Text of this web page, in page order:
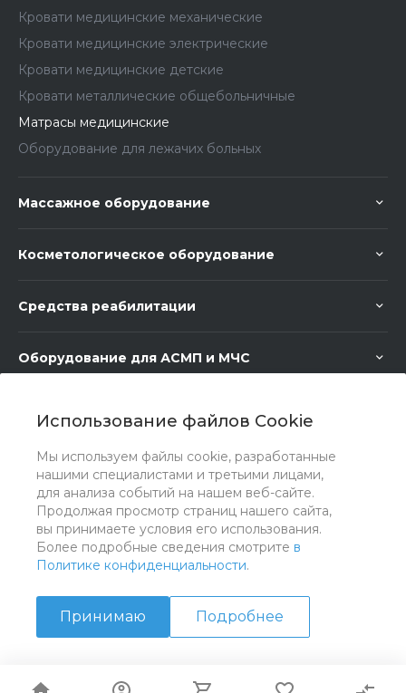
Использование файлов Cookie
Мы используем файлы cookie, разработанные
нашими специалистами и третьими лицами,
для анализа событий на нашем веб-сайте.
Продолжая просмотр страниц нашего сайта,
вы принимаете условия его использования.
Более подробные сведения смотрите в
Политике конфиденциальности.
Принимаю Подробнее
Кровати медицинские механические
Кровати медицинские электрические
Кровати медицинские детские
Кровати металлические общебольничные
Матрасы медицинские
Оборудование для лежачих больных
Массажное оборудование
Косметологическое оборудование
Средства реабилитации
Оборудование для АСМП и МЧС
Медицинская мебель